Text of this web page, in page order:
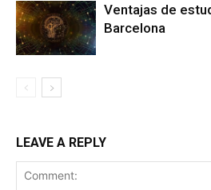
Ventajas de
Barcelona
LEAVE A REPLY